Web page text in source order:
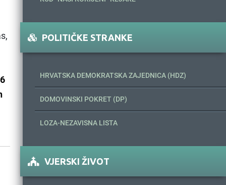
POLITIČKE STRANKE
HRVATSKA DEMOKRATSKA ZAJEDNICA (HDZ)
DOMOVINSKI POKRET (DP)
LOZA-NEZAVISNA LISTA
VJERSKI ŽIVOT